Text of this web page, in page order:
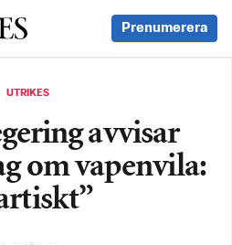
Prenumerera
UTRIKES
avvisar
om vapenvila: